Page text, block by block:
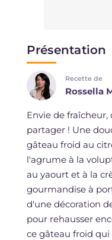
Présentation
Recette de
Rossella
Envie de
partager ! Une
gâteau froid au
l'agrume à la
au yaourt et à la
gourmandise à
d'une décoration
pour rehausser
ce gâteau froid